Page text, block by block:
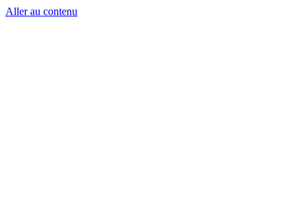
Aller au contenu